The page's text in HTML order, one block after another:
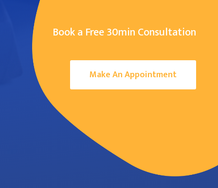
Book a Free 30min Consultation
Make An Appointment